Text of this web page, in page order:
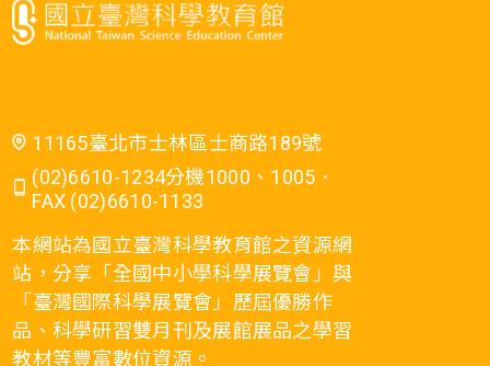
11165臺北市士林區士商路189號
(02)6610-1234分機1000、1005．
FAX (02)6610-1133
本網站為國立臺灣科學教育館之資源網
站，分享「全國中小學科學展覽會」與
「臺灣國際科學展覽會」歷屆優勝作
品、科學研習雙月刊及展館展品之學習
教材等豐富數位資源。